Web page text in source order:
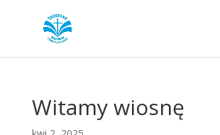
Witamy wiosnę